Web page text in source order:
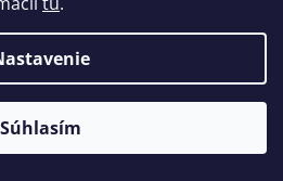
Súhlasím
v mieste údajného porušenia, ak sa
údajov, ktoré sa jej týka, je
všetko bez toho, aby boli dotknuté
súdne prostriedky nápravy.